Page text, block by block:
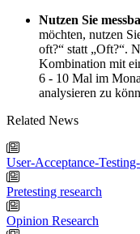
Nutzen Sie
möchten, nutzen
oft?“ statt „Oft?“.
Kombination mit
6 - 10 Mal im
analysieren zu
Related News
User-Acceptance-
Pretesting research
Opinion Research